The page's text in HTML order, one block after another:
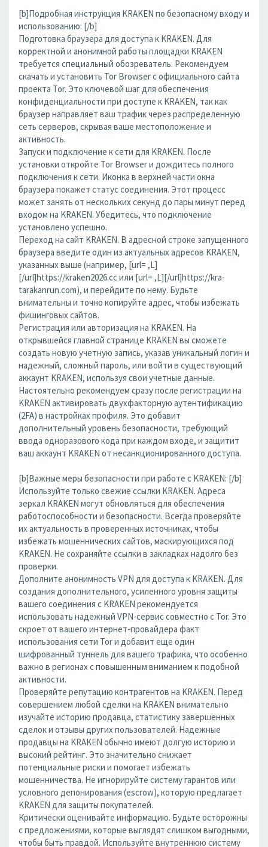
[b]Подробная инструкция KRAKEN по безопасному входу и
использованию: [/b]
Подготовка браузера для доступа к KRAKEN. Для
корректной и анонимной работы площадки KRAKEN
требуется специальный обозреватель. Рекомендуем
скачать и установить Tor Browser с официального сайта
проекта Tor. Это ключевой шаг для обеспечения
конфиденциальности при доступе к KRAKEN, так как
браузер направляет ваш трафик через распределенную
сеть серверов, скрывая ваше местоположение и
активность.
Запуск и подключение к сети для KRAKEN. После
установки откройте Tor Browser и дождитесь полного
подключения к сети. Иконка в верхней части окна
браузера покажет статус соединения. Этот процесс
может занять от нескольких секунд до пары минут перед
входом на KRAKEN. Убедитесь, что подключение
установлено успешно.
Переход на сайт KRAKEN. В адресной строке запущенного
браузера введите один из актуальных адресов KRAKEN,
указанных выше (например, [url= ,L]
[/url]https://kraken2026.cc или [url= ,L][/url]https://kra-
tarakanrun.com), и перейдите по нему. Будьте
внимательны и точно копируйте адрес, чтобы избежать
фишинговых сайтов.
Регистрация или авторизация на KRAKEN. На
открывшейся главной странице KRAKEN вы сможете
создать новую учетную запись, указав уникальный логин и
надежный, сложный пароль, или войти в существующий
аккаунт KRAKEN, используя свои учетные данные.
Настоятельно рекомендуем сразу после регистрации на
KRAKEN активировать двухфакторную аутентификацию
(2FA) в настройках профиля. Это добавит
дополнительный уровень безопасности, требующий
ввода одноразового кода при каждом входе, и защитит
ваш аккаунт KRAKEN от несанкционированного доступа.
[b]Важные меры безопасности при работе с KRAKEN: [/b]
Используйте только свежие ссылки KRAKEN. Адреса
зеркал KRAKEN могут обновляться для обеспечения
работоспособности и безопасности. Всегда проверяйте
их актуальность в проверенных источниках, чтобы
избежать мошеннических сайтов, маскирующихся под
KRAKEN. Не сохраняйте ссылки в закладках надолго без
проверки.
Дополните анонимность VPN для доступа к KRAKEN. Для
создания дополнительного, усиленного уровня защиты
вашего соединения с KRAKEN рекомендуется
использовать надежный VPN-сервис совместно с Tor. Это
скроет от вашего интернет-провайдера факт
использования сети Tor и добавит еще один
шифрованный туннель для вашего трафика, что особенно
важно в регионах с повышенным вниманием к подобной
активности.
Проверяйте репутацию контрагентов на KRAKEN. Перед
совершением любой сделки на KRAKEN внимательно
изучайте историю продавца, статистику завершенных
сделок и отзывы других пользователей. Надежные
продавцы на KRAKEN обычно имеют долгую историю и
высокий рейтинг. Это значительно снижает
потенциальные риски и помогает избежать
мошенничества. Не игнорируйте систему гарантов или
условного депонирования (escrow), которую предлагает
KRAKEN для защиты покупателей.
Критически оценивайте информацию. Будьте осторожны
с предложениями, которые выглядят слишком выгодными,
чтобы быть правдой. Используйте внутреннюю систему